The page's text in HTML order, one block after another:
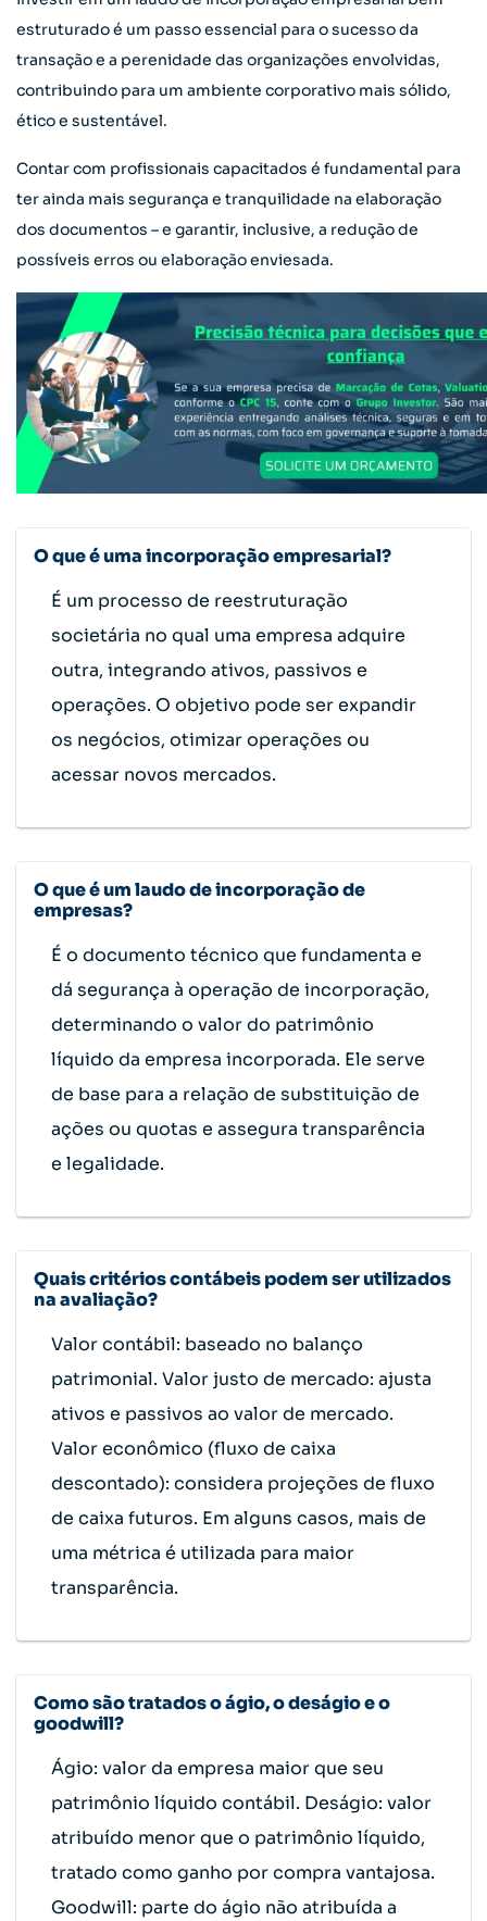
estruturado é um passo essencial para o sucesso da
transação e a perenidade das organizações envolvidas,
contribuindo para um ambiente corporativo mais sólido,
ético e sustentável.
Contar com profissionais capacitados é fundamental para
ter ainda mais segurança e tranquilidade na elaboração
dos documentos – e garantir, inclusive, a redução de
possíveis erros ou elaboração enviesada.
O que é uma incorporação empresarial?
É um processo de reestruturação
societária no qual uma empresa adquire
outra, integrando ativos, passivos e
operações. O objetivo pode ser expandir
os negócios, otimizar operações ou
acessar novos mercados.
O que é um laudo de incorporação de
empresas?
É o documento técnico que fundamenta e
dá segurança à operação de incorporação,
determinando o valor do patrimônio
líquido da empresa incorporada. Ele serve
de base para a relação de substituição de
ações ou quotas e assegura transparência
e legalidade.
Quais critérios contábeis podem ser utilizados
na avaliação?
Valor contábil: baseado no balanço
patrimonial. Valor justo de mercado: ajusta
ativos e passivos ao valor de mercado.
Valor econômico (fluxo de caixa
descontado): considera projeções de fluxo
de caixa futuros. Em alguns casos, mais de
uma métrica é utilizada para maior
transparência.
Como são tratados o ágio, o deságio e o
goodwill?
Ágio: valor da empresa maior que seu
patrimônio líquido contábil. Deságio: valor
atribuído menor que o patrimônio líquido,
tratado como ganho por compra vantajosa.
Goodwill: parte do ágio não atribuída a